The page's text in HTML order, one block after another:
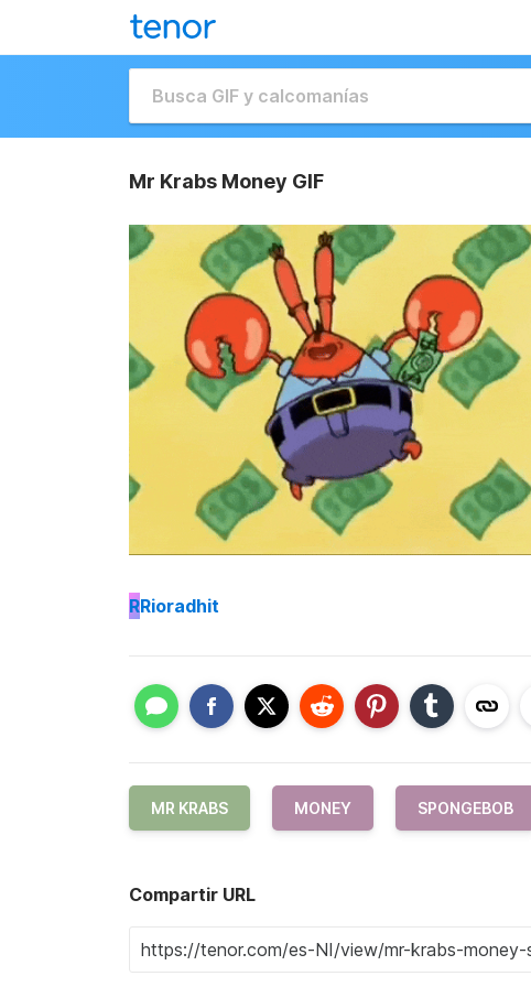
Mr Krabs Money GIF
RRioradhit
MR KRABS MONEY SPONGEBOB
Compartir URL